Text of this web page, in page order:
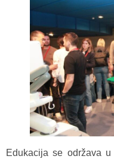
Edukacija se održava